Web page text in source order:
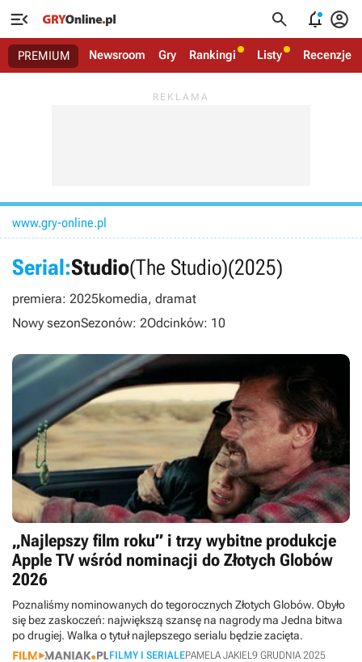
   
PREMIUM Newsroom Gry Rankingi Listy Recenzje
www.gry-online.pl
Serial:Studio(The Studio)(2025)
premiera: 2025komedia, dramat
Nowy sezonSezonów: 2Odcinków: 10
„Najlepszy film roku” i trzy wybitne produkcje
Apple TV wśród nominacji do Złotych Globów
2026
Poznaliśmy nominowanych do tegorocznych Złotych Globów. Obyło
się bez zaskoczeń: największą szansę na nagrody ma Jedna bitwa
po drugiej. Walka o tytuł najlepszego serialu będzie zacięta.
FILMY I SERIALEPAMELA JAKIEL9 GRUDNIA 2025